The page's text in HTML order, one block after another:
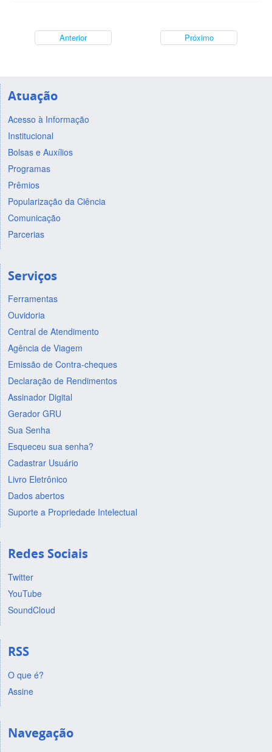
Anterior Próximo
Atuação
Acesso à Informação
Institucional
Bolsas e Auxílios
Programas
Prêmios
Popularização da Ciência
Comunicação
Parcerias
Serviços
Ferramentas
Ouvidoria
Central de Atendimento
Agência de Viagem
Emissão de Contra-cheques
Declaração de Rendimentos
Assinador Digital
Gerador GRU
Sua Senha
Esqueceu sua senha?
Cadastrar Usuário
Livro Eletrônico
Dados abertos
Suporte a Propriedade Intelectual
Redes Sociais
Twitter
YouTube
SoundCloud
RSS
O que é?
Assine
Navegação